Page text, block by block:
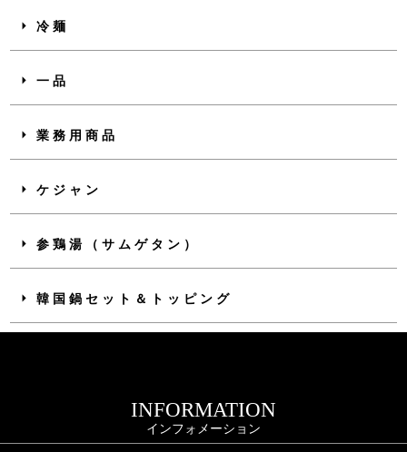
冷麺
一品
業務用商品
ケジャン
参鶏湯（サムゲタン）
韓国鍋セット＆トッピング
INFORMATION
インフォメーション